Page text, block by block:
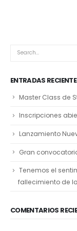
ENTRADAS
Master Class de
Inscripciones
Lanzamiento
Gran
Tenemos el
fallecimiento de
COMENTARIOS